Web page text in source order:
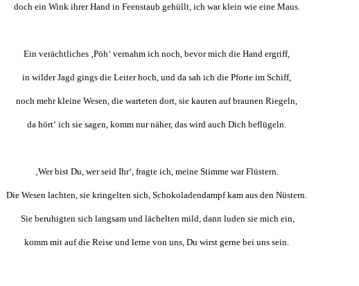
doch ein Wink ihrer Hand in Feenstaub gehüllt, ich war klein wie eine Maus.
Ein verächtliches ‚Pöh‘ vernahm ich noch, bevor mich die Hand ergriff,
in wilder Jagd gings die Leiter hoch, und da sah ich die Pforte im Schiff,
noch mehr kleine Wesen, die warteten dort, sie kauten auf braunen Riegeln,
da hört‘ ich sie sagen, komm nur näher, das wird auch Dich beflügeln.
‚Wer bist Du, wer seid Ihr‘, fragte ich, meine Stimme war Flüstern.
Die Wesen lachten, sie kringelten sich, Schokoladendampf kam aus den Nüstern.
Sie beruhigten sich langsam und lächelten mild, dann luden sie mich ein,
komm mit auf die Reise und lerne von uns, Du wirst gerne bei uns sein.